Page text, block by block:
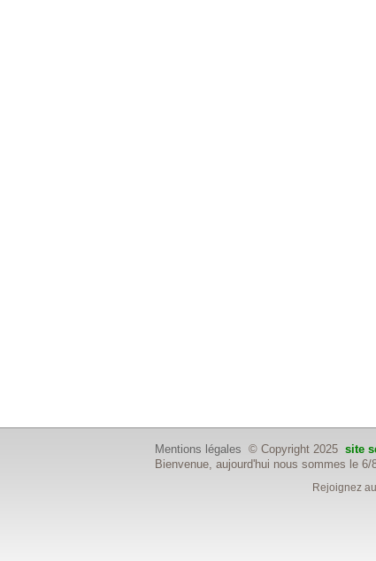
Mentions légales © Copyright 2025 site
Bienvenue, aujourd'hui nous sommes le 6/
Rejoignez